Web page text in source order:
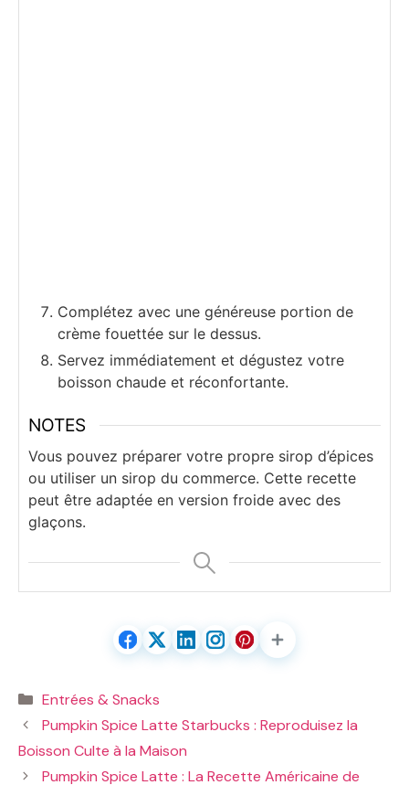
Complétez avec une généreuse portion de
crème fouettée sur le dessus.
Servez immédiatement et dégustez votre
boisson chaude et réconfortante.
NOTES
Vous pouvez préparer votre propre sirop d’épices
ou utiliser un sirop du commerce. Cette recette
peut être adaptée en version froide avec des
glaçons.
Catégories
Entrées & Snacks
Pumpkin Spice Latte Starbucks : Reproduisez la
Boisson Culte à la Maison
Pumpkin Spice Latte : La Recette Américaine de